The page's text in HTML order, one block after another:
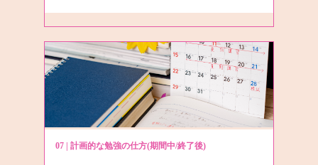
07 | 計画的な勉強の仕方(期間中/終了後)